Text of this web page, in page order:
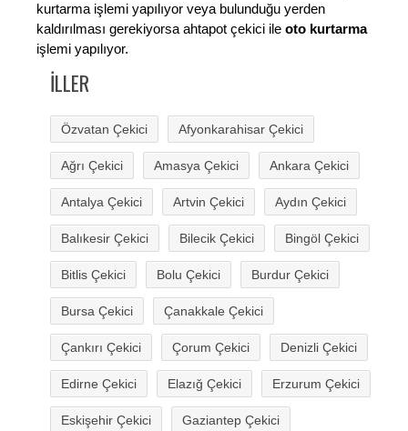
kurtarma işlemi yapılıyor veya bulunduğu yerden
kaldırılması gerekiyorsa ahtapot çekici ile oto kurtarma
işlemi yapılıyor.
İLLER
Özvatan Çekici Afyonkarahisar Çekici
Ağrı Çekici Amasya Çekici Ankara Çekici
Antalya Çekici Artvin Çekici Aydın Çekici
Balıkesir Çekici Bilecik Çekici Bingöl Çekici
Bitlis Çekici Bolu Çekici Burdur Çekici
Bursa Çekici Çanakkale Çekici
Çankırı Çekici Çorum Çekici Denizli Çekici
Edirne Çekici Elazığ Çekici Erzurum Çekici
Eskişehir Çekici Gaziantep Çekici